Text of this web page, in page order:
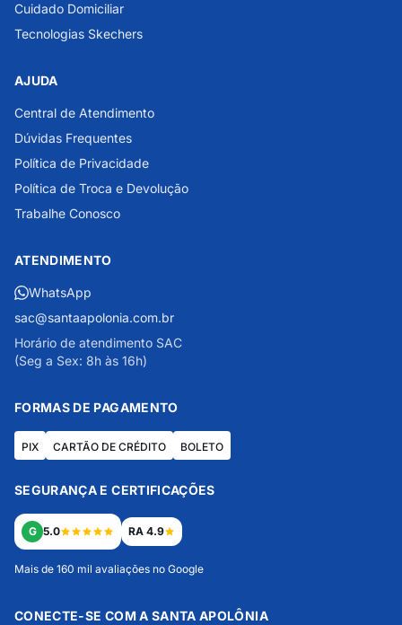
Cuidado Domiciliar
Tecnologias Skechers
AJUDA
Central de Atendimento
Dúvidas Frequentes
Política de Privacidade
Política de Troca e Devolução
Trabalhe Conosco
ATENDIMENTO
WhatsApp
sac@santaapolonia.com.br
Horário de atendimento SAC
(Seg a Sex: 8h às 16h)
FORMAS DE PAGAMENTO
PIX CARTÃO DE CRÉDITO BOLETO
SEGURANÇA E CERTIFICAÇÕES
G 5.0 RA 4.9
Mais de 160 mil avaliações no Google
CONECTE-SE COM A SANTA APOLÔNIA